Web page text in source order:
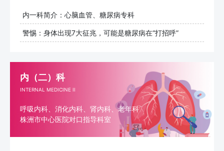
内一科简介：心脑血管、糖尿病专科
警惕：身体出现7大征兆，可能是糖尿病在“打招呼”
内（二）科
INTERNAL MEDICINE II
呼吸内科、消化内科、肾内科、老年科
株洲市中心医院对口指导科室